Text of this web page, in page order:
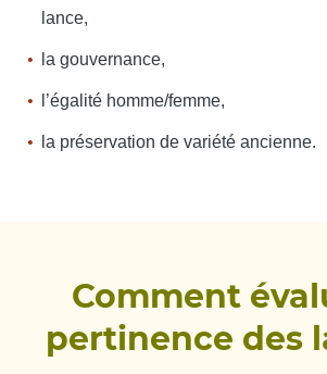
lance,
la gouvernance,
l’égalité homme/femme,
la préservation de variété ancienne.
Comment
pertinence des